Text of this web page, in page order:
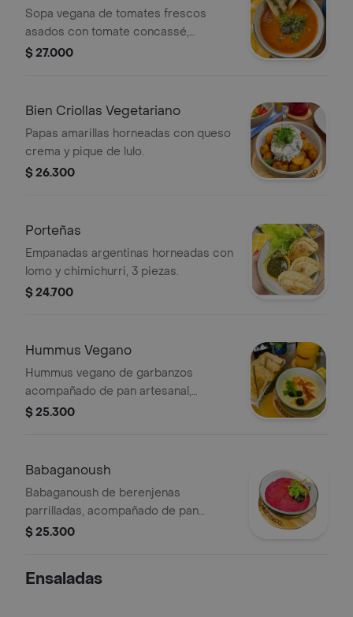
Vegano
Sopa vegana de tomates frescos
asados con tomate concassé,
acompañada de tostada de pan
$ 27.000
Bien Criollas Vegetariano
Papas amarillas horneadas con queso
crema y pique de lulo.
$ 26.300
Porteñas
Empanadas argentinas horneadas con
lomo y chimichurri, 3 piezas.
$ 24.700
Hummus Vegano
Hummus vegano de garbanzos
acompañado de pan artesanal,
decorado con aceitunas y cilantro.
$ 25.300
Babaganoush
Babaganoush de berenjenas
parrilladas, acompañado de pan
artesanal. Decorado con aceitunas y
$ 25.300
Ensaladas